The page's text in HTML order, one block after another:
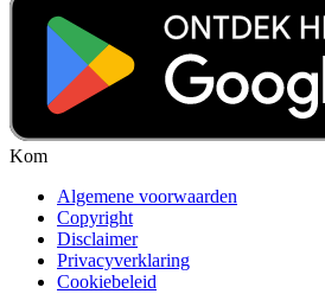
Kom
Algemene voorwaarden
Copyright
Disclaimer
Privacyverklaring
Cookiebeleid